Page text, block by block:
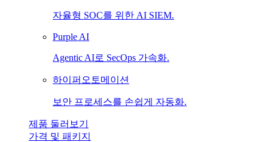
자율형 SOC를 위한 AI SIEM.
Purple AI
Agentic AI로 SecOps 가속화.
하이퍼오토메이션
보안 프로세스를 손쉽게 자동화.
제품 둘러보기
가격 및 패키지